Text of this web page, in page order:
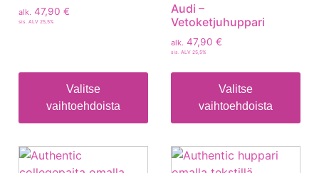
alk. 47,90 €
sis. ALV 25,5%
Valitse
vaihtoehdoista
Audi –
Vetoketjuhuppari
alk. 47,90 €
sis. ALV 25,5%
Valitse
vaihtoehdoista